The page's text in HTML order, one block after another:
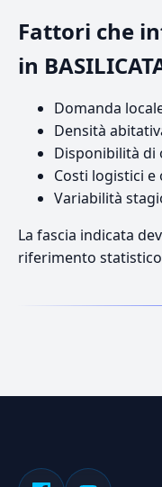
Fattori che
in
Domanda
Densità
Disponibilità di
Costi logistici e
Variabilità
La fascia indicata
riferimento